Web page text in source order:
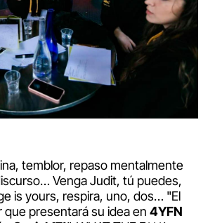
temblor, repaso mentalmente
Venga Judit, tú puedes,
is yours, respira, uno, dos… "El
que presentará su idea en 4YFN